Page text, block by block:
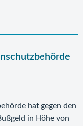
hat gegen den
in Höhe von